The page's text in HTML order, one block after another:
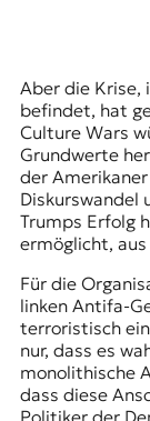
Aber die Krise,
befindet, hat
Culture Wars
Grundwerte
der
Diskurswandel
Trumps Erfolg
ermöglicht,
Für die
linken Antifa-
terroristisch
nur, dass es
monolithische
dass diese
Politiker der